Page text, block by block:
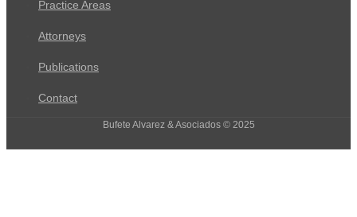
Practice Areas
Attorneys
Publications
Contact
Bufete Alvarez & Asociados © 2025